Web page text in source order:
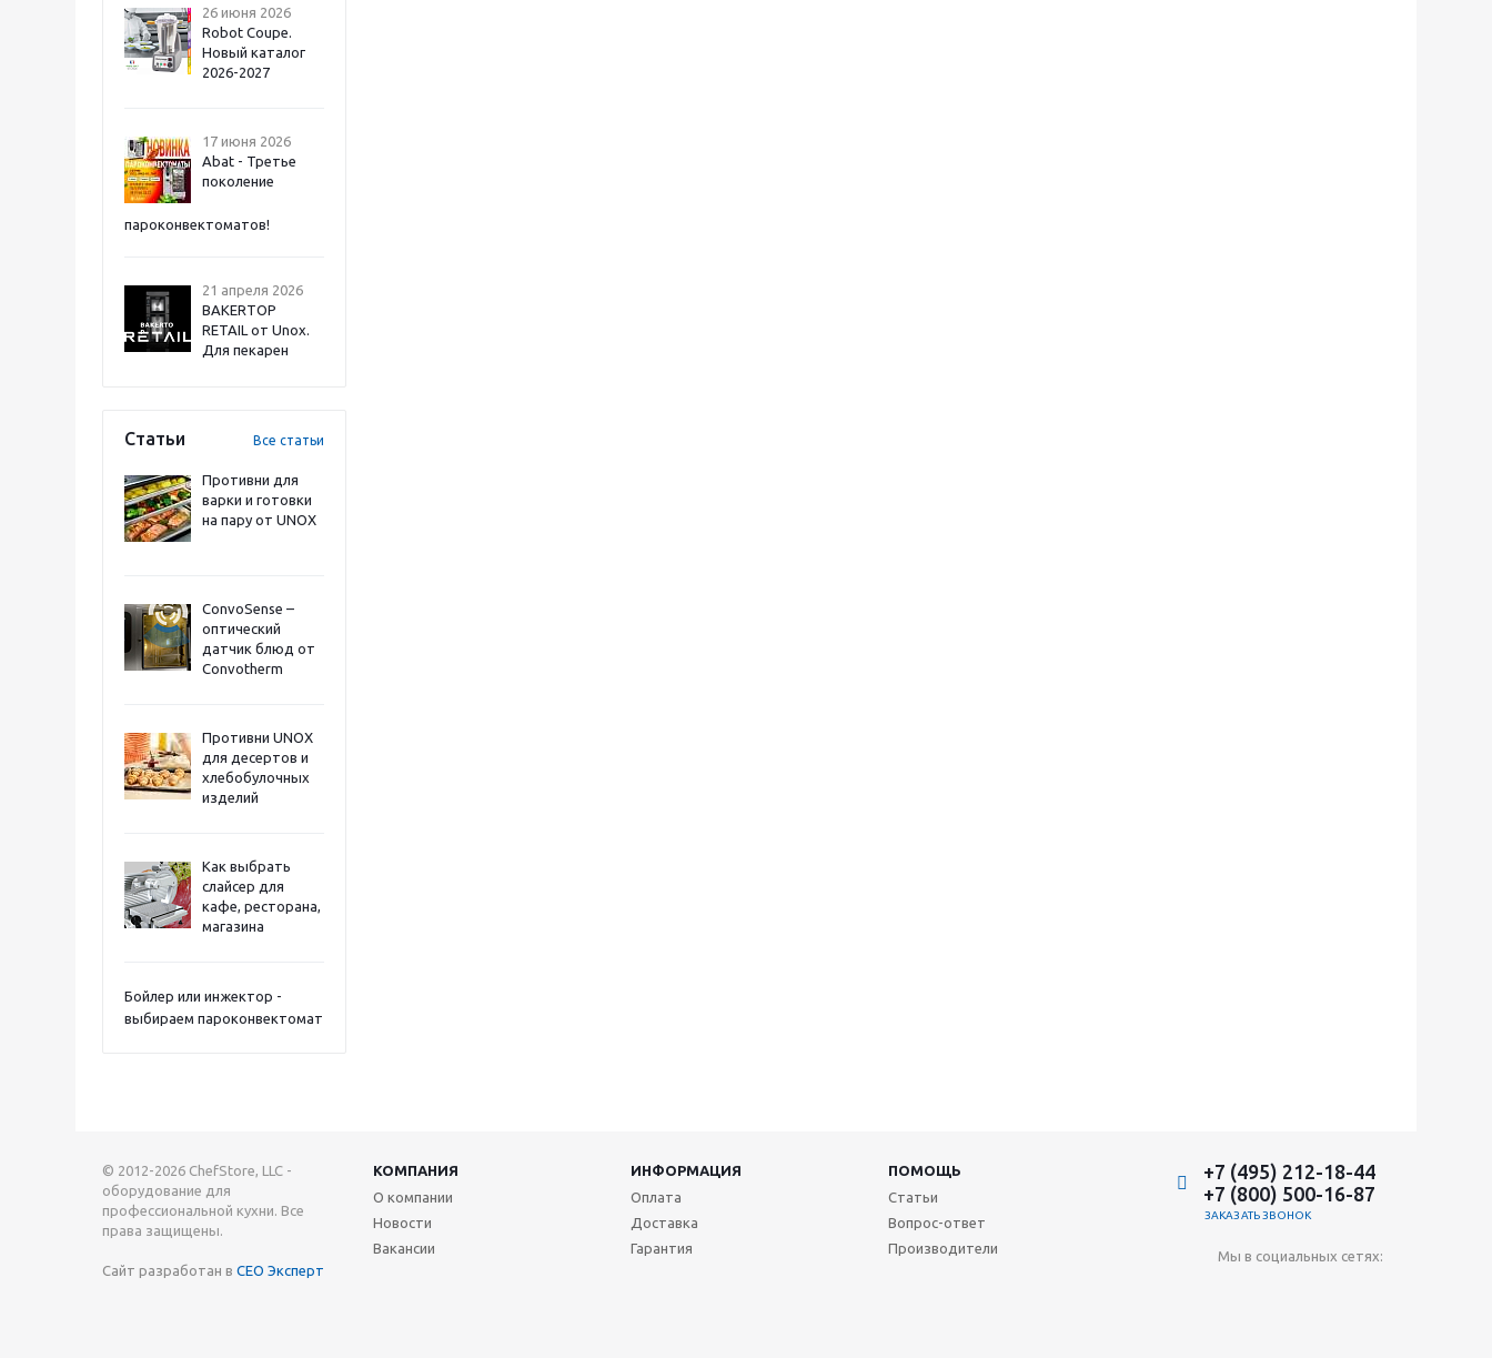
26 июня 2026
Robot Coupe.
Новый каталог
2026-2027
17 июня 2026
Abat - Третье
поколение
пароконвектоматов!
21 апреля 2026
BAKERTOP
RETAIL от Unox.
Для пекарен
Статьи Все статьи
Противни для
варки и готовки
на пару от UNOX
ConvoSense –
оптический
датчик блюд от
Convotherm
Противни UNOX
для десертов и
хлебобулочных
изделий
Как выбрать
слайсер для
кафе, ресторана,
магазина
Бойлер или инжектор -
выбираем пароконвектомат
© 2012-2026 ChefStore, LLC -
оборудование для
профессиональной кухни. Все
права защищены.
Сайт разработан в СЕО Эксперт
КОМПАНИЯ ИНФОРМАЦИЯ
ПОМОЩЬ
О компании
Новости
Вакансии
Оплата
Доставка
Гарантия
Статьи
Вопрос-ответ
Производители
+7 (495) 212-18-44
+7 (800) 500-16-87
ЗАКАЗАТЬ ЗВОНОК
Мы в социальных сетях: